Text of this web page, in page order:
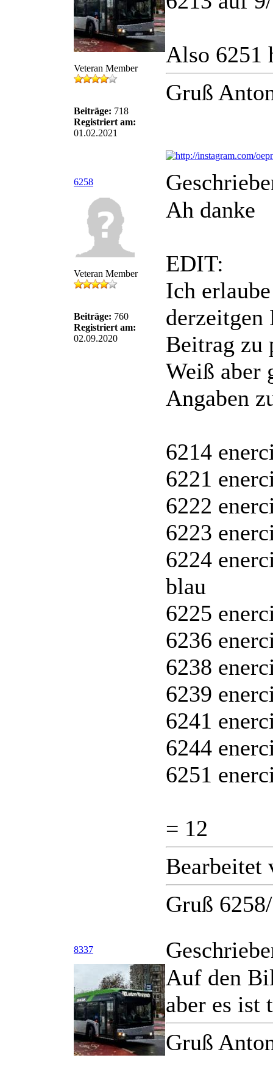
Veteran Member
Beiträge: 718
Registriert am:
01.02.2021
Also 6251
Gruß
6258
Veteran Member
Beiträge: 760
Registriert am:
02.09.2020
Ah danke
EDIT:
Ich
derzeitgen
Beitrag zu
Weiß aber
Angaben
6214
6221
6222
6223
6224
blau
6225
6236
6238
6239
6241
6244
6251
= 12
Bearbeitet
Gruß
8337
Auf den
aber es ist
Gruß